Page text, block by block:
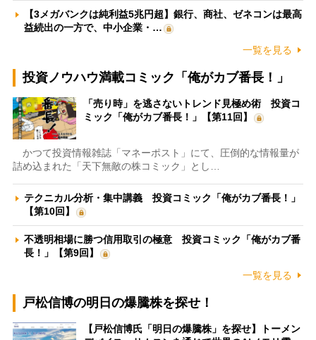
【3メガバンクは純利益5兆円超】銀行、商社、ゼネコンは最高
益続出の一方で、中小企業・…
一覧を見る
投資ノウハウ満載コミック「俺がカブ番長！」
「売り時」を逃さないトレンド見極め術 投資コ
ミック「俺がカブ番長！」【第11回】
かつて投資情報雑誌「マネーポスト」にて、圧倒的な情報量が
詰め込まれた「天下無敵の株コミック」とし…
テクニカル分析・集中講義 投資コミック「俺がカブ番長！」
【第10回】
不透明相場に勝つ信用取引の極意 投資コミック「俺がカブ番
長！」【第9回】
一覧を見る
戸松信博の明日の爆騰株を探せ！
【戸松信博氏「明日の爆騰株」を探せ】トーメン